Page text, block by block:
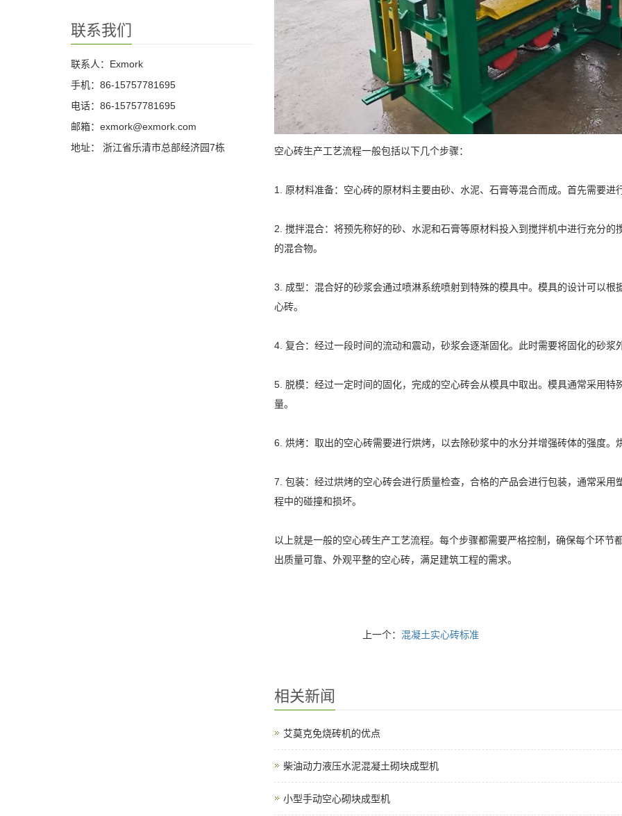
空心砖生产工艺流程一般包括以下几个步骤：
1. 原材料准备：空心砖的原材料主要由砂、水泥、石膏等混合而成。首先需要
2. 搅拌混合：将预先称好的砂、水泥和石膏等原材料投入到搅拌机中进行充分
的混合物。
3. 成型：混合好的砂浆会通过喷淋系统喷射到特殊的模具中。模具的设计可以
心砖。
4. 复合：经过一段时间的流动和震动，砂浆会逐渐固化。此时需要将固化的砂
5. 脱模：经过一定时间的固化，完成的空心砖会从模具中取出。模具通常采用
量。
6. 烘烤：取出的空心砖需要进行烘烤，以去除砂浆中的水分并增强砖体的强度
7. 包装：经过烘烤的空心砖会进行质量检查，合格的产品会进行包装，通常采
程中的碰撞和损坏。
以上就是一般的空心砖生产工艺流程。每个步骤都需要严格控制，确保每个环
出质量可靠、外观平整的空心砖，满足建筑工程的需求。
上一个： 混凝土实心砖标准
相关新闻
艾莫克免烧砖机的优点
柴油动力液压水泥混凝土砌块成型机
小型手动空心砌块成型机
联系我们
联系人：Exmork
手机：86-15757781695
电话：86-15757781695
邮箱：exmork@exmork.com
地址： 浙江省乐清市总部经济园7栋